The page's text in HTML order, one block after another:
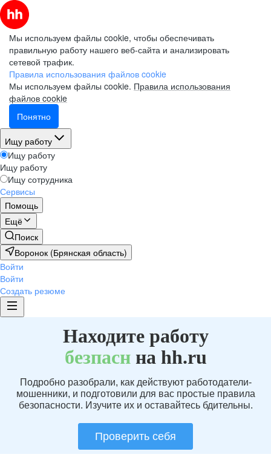
Мы используем файлы cookie, чтобы обеспечивать
правильную работу нашего веб-сайта и анализировать
сетевой трафик.
Правила использования файлов cookie
Мы используем файлы cookie. Правила использования
файлов cookie
Понятно
Ищу работу
Ищу работу
Ищу работу
Ищу сотрудника
Сервисы
Помощь
Ещё
Поиск
Воронок (Брянская область)
Войти
Войти
Создать резюме
Находите работу
безпаснна hh.ru
Подробно разобрали, как действуют работодатели-
мошенники, и подготовили для вас простые правила
безопасности. Изучите их и оставайтесь бдительны.
Проверить себя